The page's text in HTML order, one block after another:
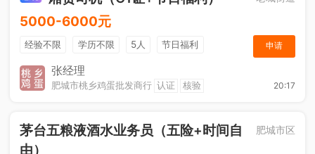
5000-6000元
经验不限 学历不限 5人
节日福利
加班补助
综合补贴
申请
张经理
肥城市桃乡鸡蛋批发商行 认证 核验 20:17
茅台五粮液酒水业务员（五险+时间自
由）
肥城市区